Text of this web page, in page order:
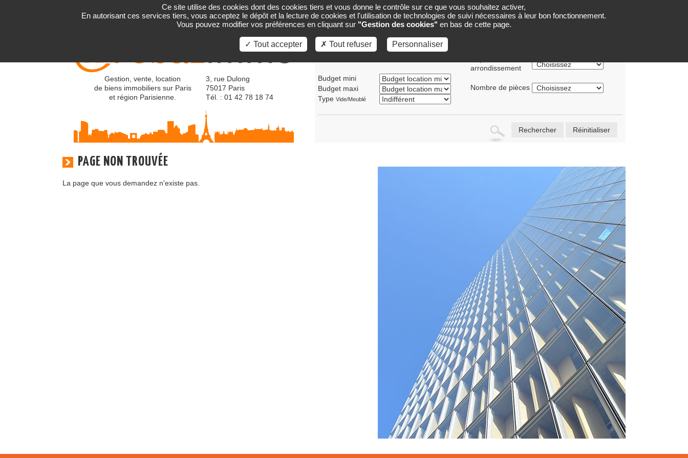
ACCUEIL GESTION CARTE VENTES LOCATIONS PARTENAIRES QUI SOMMES NOUS ?
Gestion, vente, location
de biens immobiliers sur Paris
et région Parisienne.
3, rue Dulong
75017 Paris
Tél. : 01 42 78 18 74
Budget mini
Budget maxi
Type Vide/Meublé
arrondissement
Nombre de pièces
Rechercher Réinitialiser
PAGE NON TROUVÉE
La page que vous demandez n'existe pas.
Ce site utilise des cookies dont des cookies tiers et vous donne le contrôle sur ce que vous souhaitez activer,
En autorisant ces services tiers, vous acceptez le dépôt et la lecture de cookies et l'utilisation de technologies de suivi nécessaires à leur bon fonctionnement.
Vous pouvez modifier vos préférences en cliquant sur "Gestion des cookies" en bas de cette page.
✓ Tout accepter ✗ Tout refuser Personnaliser